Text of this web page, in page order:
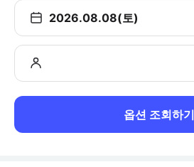
2026.08.08(토)
옵션 조회하기